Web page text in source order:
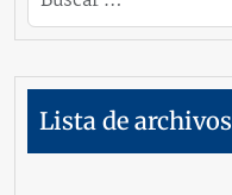
Lista de archivos